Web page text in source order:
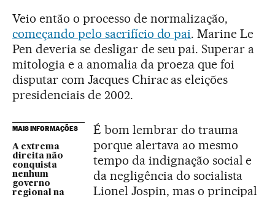
Veio então o processo de normalização,
começando pelo sacrifício do pai. Marine Le
Pen deveria se desligar de seu pai. Superar a
mitologia e a anomalia da proeza que foi
disputar com Jacques Chirac as eleições
presidenciais de 2002.
MAIS INFORMAÇÕES
A extrema
direita não
conquista
nenhum
governo
regional na
É bom lembrar do trauma
porque alertava ao mesmo
tempo da indignação social e
da negligência do socialista
Lionel Jospin, mas o principal